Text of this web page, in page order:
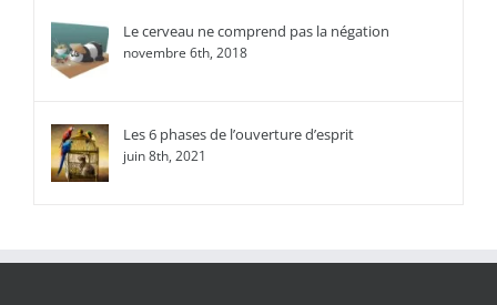
Le cerveau ne comprend pas la négation
novembre 6th, 2018
Les 6 phases de l’ouverture d’esprit
juin 8th, 2021